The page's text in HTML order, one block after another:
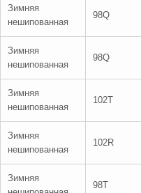
Зимняя
нешипованная
98Q
Зимняя
нешипованная
98Q
Зимняя
нешипованная
102T
Зимняя
нешипованная
102R
Зимняя
98T